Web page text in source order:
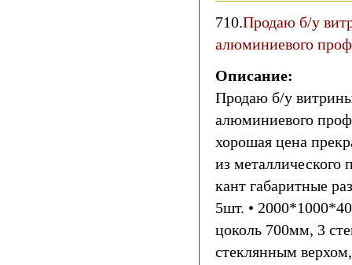
710.Продаю б/у
алюминиевого
Описание:
Продаю б/у
алюминиевого
хорошая цена
из металлического
кант габаритные
5шт. •
цоколь 700мм, 3
стеклянным